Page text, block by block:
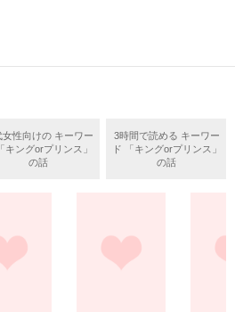
改稿版です＊
作品を読む
ている。
26）がいるのだが、後輩の姫原由
』と馬鹿にされ、一人こっそり泣い
の上司である雪瀬鷹哉（29）が
て──？
🦅
！！！』🐥
る素顔は、なぜか想像以上に甘く
女性向けの キーワー
キングorプリンス」
の話
3時間で読める キーワー
ド 「キングorプリンス」
の話